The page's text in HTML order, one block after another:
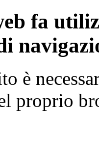
fa
è
proprio